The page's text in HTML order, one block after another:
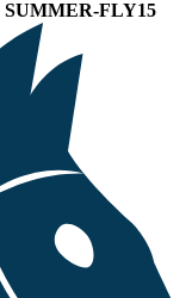
SUMMER-FLY15